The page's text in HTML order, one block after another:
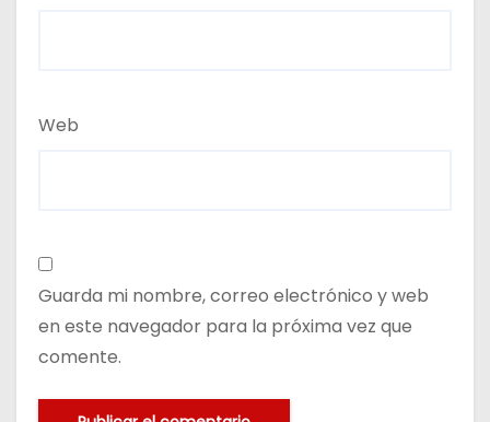
Web
Guarda mi nombre, correo electrónico y web
en este navegador para la próxima vez que
comente.